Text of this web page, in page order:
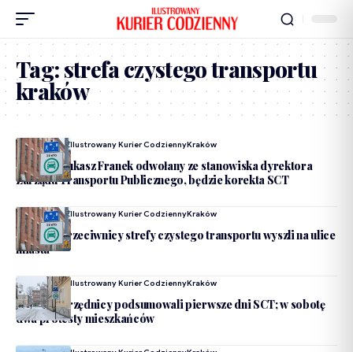
Tag:strefa czystego transportu
kraków
Dodane PrzezIlustrowany Kurier CodziennyKraków
Kraków. Łukasz Franek odwołany ze stanowiska dyrektora
Zarządu Transportu Publicznego, będzie korekta SCT
Dodane PrzezIlustrowany Kurier CodziennyKraków
Kraków. Przeciwnicy strefy czystego transportu wyszli na ulice
miasta
Dodane PrzezIlustrowany Kurier CodziennyKraków
Kraków. Urzędnicy podsumowali pierwsze dni SCT; w sobotę
dwa protesty mieszkańców